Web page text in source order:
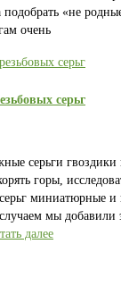
«не
очень
серьг
серьги
горы,
миниатюрные и
мы добавили
далее